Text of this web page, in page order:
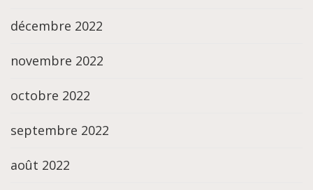
décembre 2022
novembre 2022
octobre 2022
septembre 2022
août 2022